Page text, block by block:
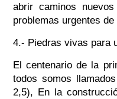
abrir caminos
problemas urgentes
4.- Piedras vivas para
El centenario de la
todos somos
2,5), En la